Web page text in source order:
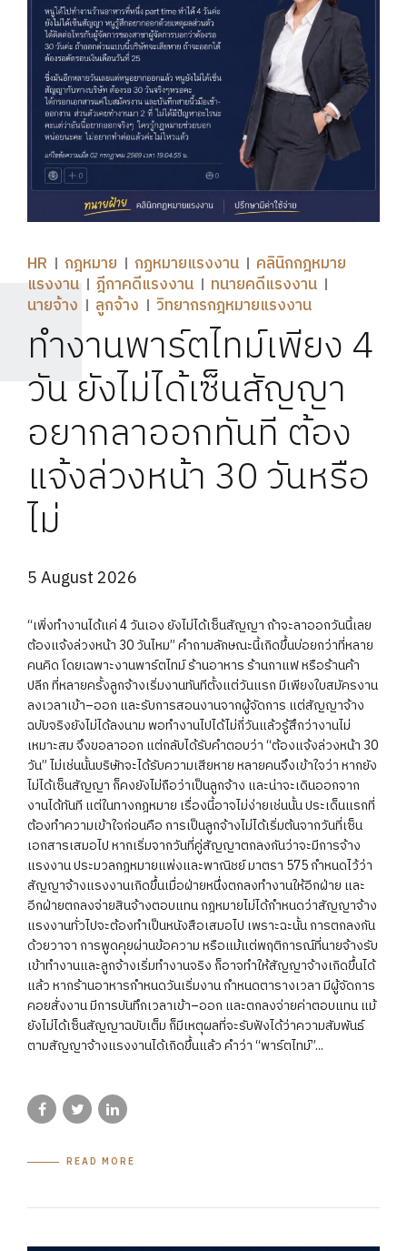
HR กฎหมาย กฏหมายแรงงาน
คลินิกกฎหมาย
แรงงาน
ฎีกาคดีแรงงาน
ทนายคดีแรงงาน
นายจ้าง
ลูกจ้าง วิทยากรกฎหมายแรงงาน
ทำงานพาร์ตไทม์เพียง 4
วัน ยังไม่ได้เซ็นสัญญา
อยากลาออกทันที ต้อง
แจ้งล่วงหน้า 30 วันหรือ
ไม่
5 August 2026
“เพิ่งทำงานได้แค่ 4 วันเอง ยังไม่ได้เซ็นสัญญา ถ้าจะลาออกวันนี้เลย
ต้องแจ้งล่วงหน้า 30 วันไหม” คำถามลักษณะนี้เกิดขึ้นบ่อยกว่าที่หลาย
คนคิด โดยเฉพาะงานพาร์ตไทม์ ร้านอาหาร ร้านกาแฟ หรือร้านค้า
ปลีก ที่หลายครั้งลูกจ้างเริ่มงานทันทีตั้งแต่วันแรก มีเพียงใบสมัครงาน
ลงเวลาเข้า–ออก และรับการสอนงานจากผู้จัดการ แต่สัญญาจ้าง
ฉบับจริงยังไม่ได้ลงนาม พอทำงานไปได้ไม่กี่วันแล้วรู้สึกว่างานไม่
เหมาะสม จึงขอลาออก แต่กลับได้รับคำตอบว่า “ต้องแจ้งล่วงหน้า 30
วัน” ไม่เช่นนั้นบริษัทจะได้รับความเสียหาย หลายคนจึงเข้าใจว่า หากยัง
ไม่ได้เซ็นสัญญา ก็คงยังไม่ถือว่าเป็นลูกจ้าง และน่าจะเดินออกจาก
งานได้ทันที แต่ในทางกฎหมาย เรื่องนี้อาจไม่ง่ายเช่นนั้น ประเด็นแรกที่
ต้องทำความเข้าใจก่อนคือ การเป็นลูกจ้างไม่ได้เริ่มต้นจากวันที่เซ็น
เอกสารเสมอไป หากเริ่มจากวันที่คู่สัญญาตกลงกันว่าจะมีการจ้าง
แรงงาน ประมวลกฎหมายแพ่งและพาณิชย์ มาตรา 575 กำหนดไว้ว่า
สัญญาจ้างแรงงานเกิดขึ้นเมื่อฝ่ายหนึ่งตกลงทำงานให้อีกฝ่าย และ
อีกฝ่ายตกลงจ่ายสินจ้างตอบแทน กฎหมายไม่ได้กำหนดว่าสัญญาจ้าง
แรงงานทั่วไปจะต้องทำเป็นหนังสือเสมอไป เพราะฉะนั้น การตกลงกัน
ด้วยวาจา การพูดคุยผ่านข้อความ หรือแม้แต่พฤติการณ์ที่นายจ้างรับ
เข้าทำงานและลูกจ้างเริ่มทำงานจริง ก็อาจทำให้สัญญาจ้างเกิดขึ้นได้
แล้ว หากร้านอาหารกำหนดวันเริ่มงาน กำหนดตารางเวลา มีผู้จัดการ
คอยสั่งงาน มีการบันทึกเวลาเข้า–ออก และตกลงจ่ายค่าตอบแทน แม้
ยังไม่ได้เซ็นสัญญาฉบับเต็ม ก็มีเหตุผลที่จะรับฟังได้ว่าความสัมพันธ์
ตามสัญญาจ้างแรงงานได้เกิดขึ้นแล้ว คำว่า “พาร์ตไทม์”...
READ MORE